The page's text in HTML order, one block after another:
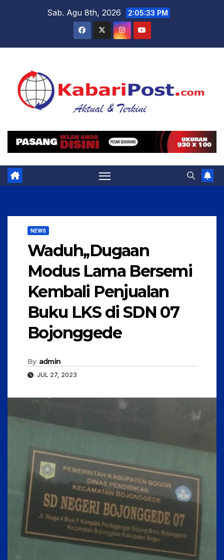
Sab. Agu 8th, 2026 2:05:35 PM
NEWS
Waduh,,Dugaan
Modus Lama Bersemi
Kembali Penjualan
Buku LKS di SDN 07
Bojonggede
By admin
JUL 27, 2023